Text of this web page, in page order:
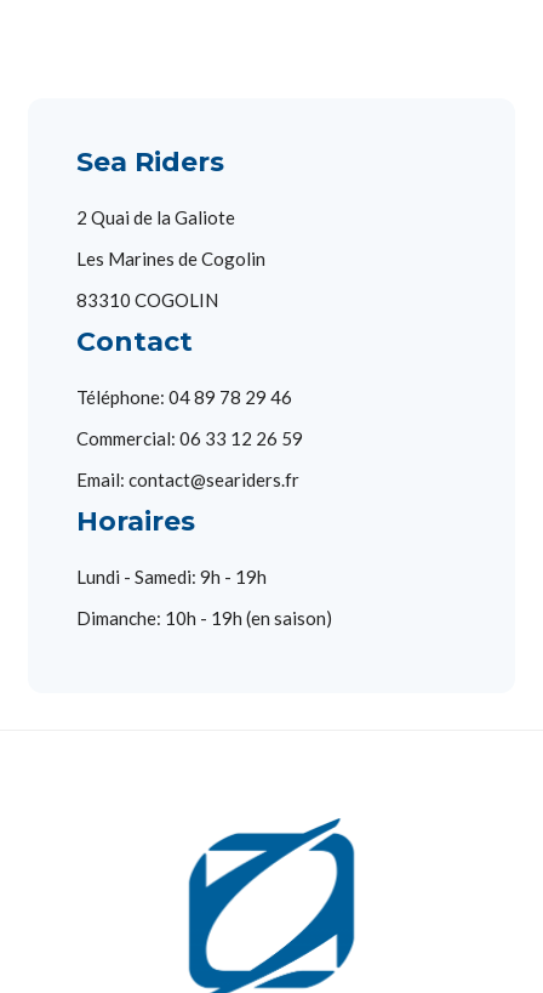
Sea Riders
2 Quai de la Galiote
Les Marines de Cogolin
83310 COGOLIN
Contact
Téléphone: 04 89 78 29 46
Commercial: 06 33 12 26 59
Email: contact@seariders.fr
Horaires
Lundi - Samedi: 9h - 19h
Dimanche: 10h - 19h (en saison)